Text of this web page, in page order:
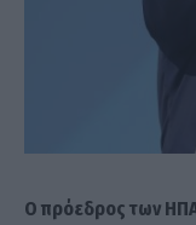
Ο πρόεδρος των